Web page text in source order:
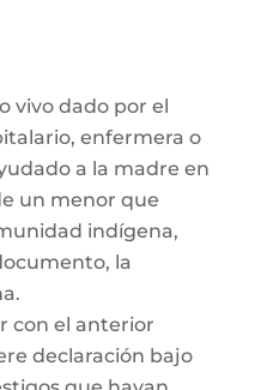
vivo dado por el
enfermera o
a la madre en
un menor que
indígena,
la
con el anterior
declaración bajo